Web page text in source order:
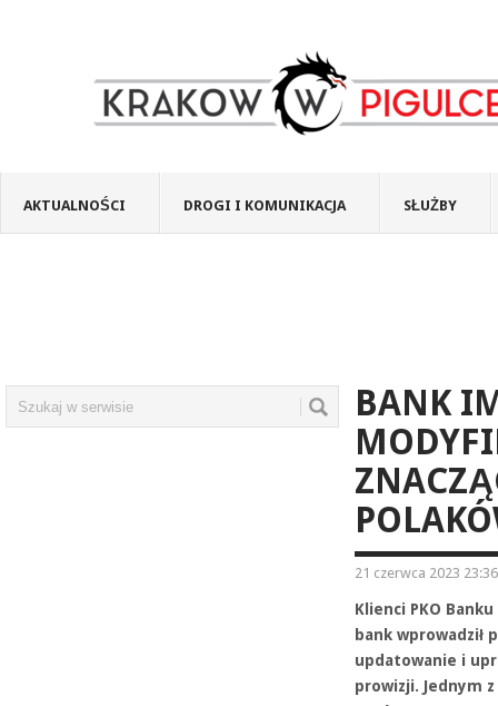
AKTUALNOŚCI DROGI I KOMUNIKACJA SŁUŻBY
BANK
21 czerwca 2023 23:36
Klienci PKO
bank wprowadził
updatowanie i
prowizji. Jednym